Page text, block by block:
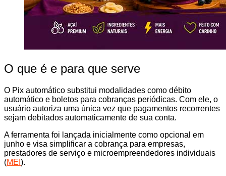
O que é e para que serve
O Pix automático substitui modalidades como débito
automático e boletos para cobranças periódicas. Com ele, o
usuário autoriza uma única vez que pagamentos recorrentes
sejam debitados automaticamente de sua conta.
A ferramenta foi lançada inicialmente como opcional em
junho e visa simplificar a cobrança para empresas,
prestadores de serviço e microempreendedores individuais
(MEI ).